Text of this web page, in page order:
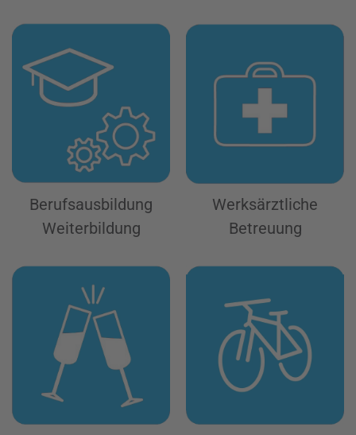
Berufsausbildung
Weiterbildung
Werksärztliche
Betreuung